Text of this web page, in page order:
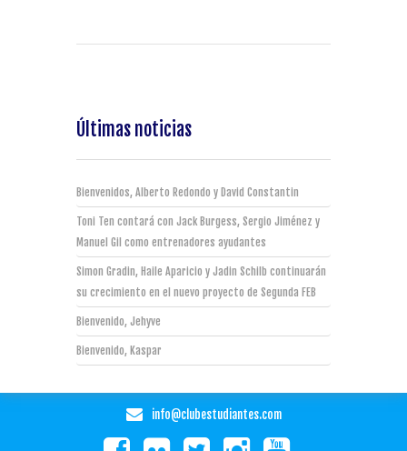
Últimas noticias
Bienvenidos, Alberto Redondo y David Constantin
Toni Ten contará con Jack Burgess, Sergio Jiménez y
Manuel Gil como entrenadores ayudantes
Simon Gradin, Haile Aparicio y Jadin Schilb continuarán
su crecimiento en el nuevo proyecto de Segunda FEB
Bienvenido, Jehyve
Bienvenido, Kaspar
info@clubestudiantes.com